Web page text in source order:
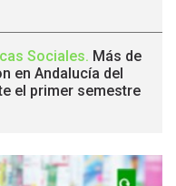
Sociales. Más de
en Andalucía del
el primer semestre